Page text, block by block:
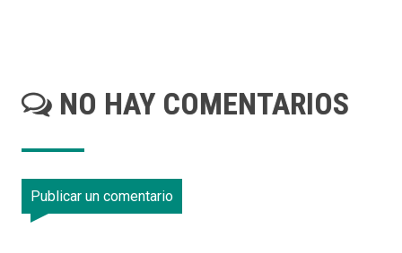
NO HAY COMENTARIOS
Publicar un comentario